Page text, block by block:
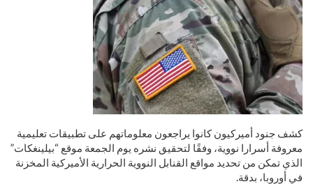
كشف جنود أميركيون كانوا يراجعون معلوماتهم على تطبيقات تعليمية
معروفة أسرارا نووية، وفقًا لتحقيق نشره يوم الجمعة موقع “بيلينغكات”
الذي تمكن من تحديد مواقع القنابل النووية الحرارية الأميركية المخزنة
في أوروبا، بدقة.